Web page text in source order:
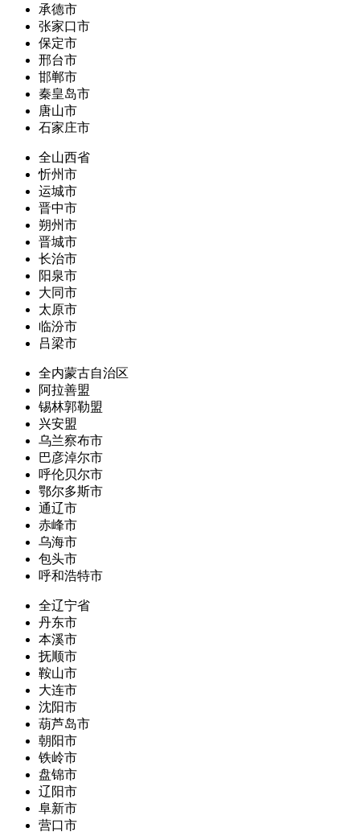
承德市
张家口市
保定市
邢台市
邯郸市
秦皇岛市
唐山市
石家庄市
全山西省
忻州市
运城市
晋中市
朔州市
晋城市
长治市
阳泉市
大同市
太原市
临汾市
吕梁市
全内蒙古自治区
阿拉善盟
锡林郭勒盟
兴安盟
乌兰察布市
巴彦淖尔市
呼伦贝尔市
鄂尔多斯市
通辽市
赤峰市
乌海市
包头市
呼和浩特市
全辽宁省
丹东市
本溪市
抚顺市
鞍山市
大连市
沈阳市
葫芦岛市
朝阳市
铁岭市
盘锦市
辽阳市
阜新市
营口市